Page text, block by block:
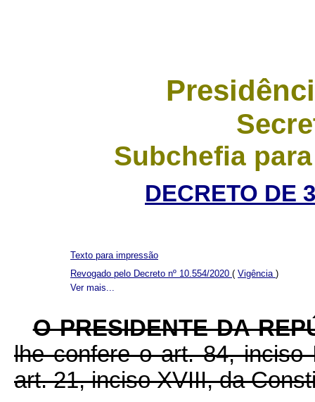
Subchefia
DECRETO DE
Ver mais...
Texto para impressão
Revogado pelo Decreto nº 10.554/2020 ( Vigência )
O PRESIDENTE DA
lhe confere o art. 84,
art. 21, inciso XVIII, da